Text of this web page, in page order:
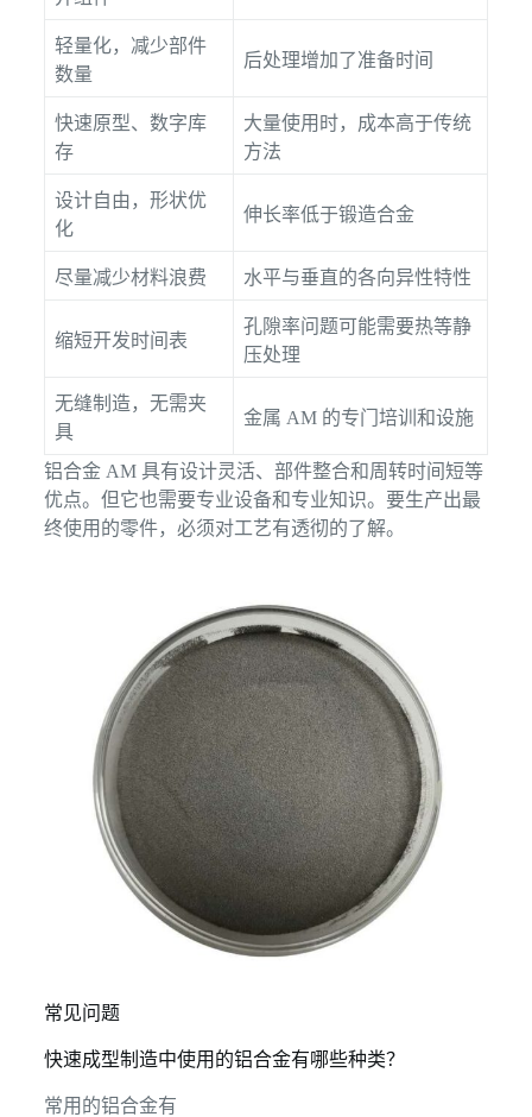
轻量化，减少部件
数量
后处理增加了准备时间
快速原型、数字库
存
大量使用时，成本高于传统
方法
设计自由，形状优
化
伸长率低于锻造合金
尽量减少材料浪费 水平与垂直的各向异性特性
缩短开发时间表
孔隙率问题可能需要热等静
压处理
无缝制造，无需夹
具
金属 AM 的专门培训和设施
铝合金 AM 具有设计灵活、部件整合和周转时间短等
优点。但它也需要专业设备和专业知识。要生产出最
终使用的零件，必须对工艺有透彻的了解。
常见问题
快速成型制造中使用的铝合金有哪些种类？
常用的铝合金有